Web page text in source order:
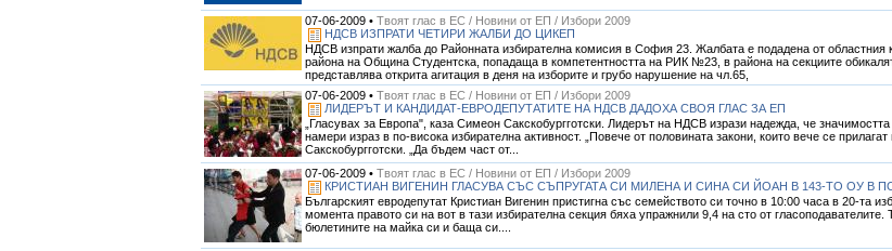
07-06-2009 • Твоят глас в ЕС / Новини от ЕП / Избори 2009
НДСВ ИЗПРАТИ ЧЕТИРИ ЖАЛБИ ДО ЦИКЕП
НДСВ изпрати жалба до Районната избирателна комисия в София 23. Жалбата е подадена от
района на Община Студентска, попадаща в компетентността на РИК №23, в района на секциите
представлява открита агитация в деня на изборите и грубо нарушение на чл.65,
07-06-2009 • Твоят глас в ЕС / Новини от ЕП / Избори 2009
ЛИДЕРЪТ И КАНДИДАТ-ЕВРОДЕПУТАТИТЕ НА НДСВ ДАДОХА СВОЯ ГЛАС ЗА ЕП
„Гласувах за Европа", каза Симеон Сакскобургготски. Лидерът на НДСВ изрази надежда, че
намери израз в по-висока избирателна активност. „Повече от половината закони, които вече се
Сакскобургготски. „Да бъдем част от...
07-06-2009 • Твоят глас в ЕС / Новини от ЕП / Избори 2009
КРИСТИАН ВИГЕНИН ГЛАСУВА СЪС СЪПРУГАТА СИ МИЛЕНА И СИНА СИ ЙОАН В 143-ТО ОУ В
Българският евродепутат Кристиан Вигенин пристигна със семейството си точно в 10:00 часа в 20-та
момента правото си на вот в тази избирателна секция бяха упражнили 9,4 на сто от
бюлетините на майка си и баща си....